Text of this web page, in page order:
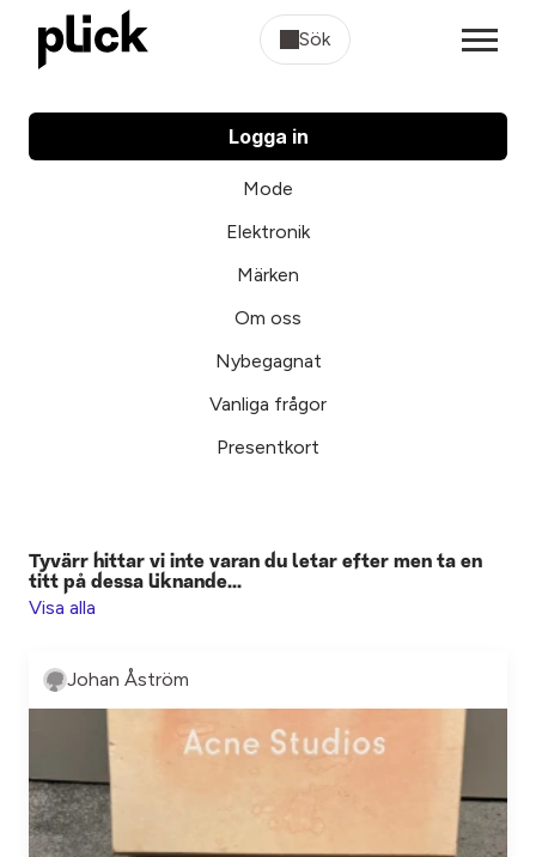
Sök
Logga in
Mode
Elektronik
Märken
Om oss
Nybegagnat
Vanliga frågor
Presentkort
Tyvärr hittar vi inte varan du letar efter men ta en
titt på dessa liknande...
Visa alla
Johan Åström